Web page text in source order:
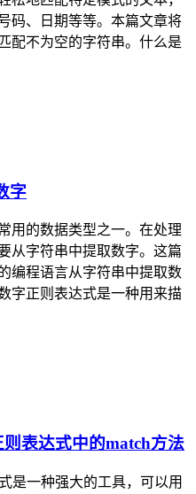
码、日期等等。本篇文章将
配不为空的字符串。什么是
字
用的数据类型之一。在处理
从字符串中提取数字。这篇
编程语言从字符串中提取数
字正则表达式是一种用来描
表达式中的match方法
是一种强大的工具，可以用